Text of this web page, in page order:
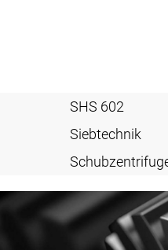
SHS 602
Siebtechnik